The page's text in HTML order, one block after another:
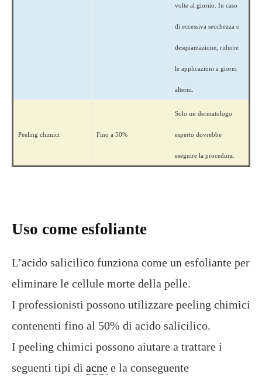
volte al giorno. In caso
di eccessiva secchezza o
desquamazione, ridurre
le applicazioni a giorni
alterni.
Peeling chimici Fino a 50%
Solo un dermatologo
esperto dovrebbe
eseguire la procedura.
Uso come esfoliante
L’acido salicilico funziona come un esfoliante per
eliminare le cellule morte della pelle.
I professionisti possono utilizzare peeling chimici
contenenti fino al 50% di acido salicilico.
I peeling chimici possono aiutare a trattare i
seguenti tipi di acne e la conseguente